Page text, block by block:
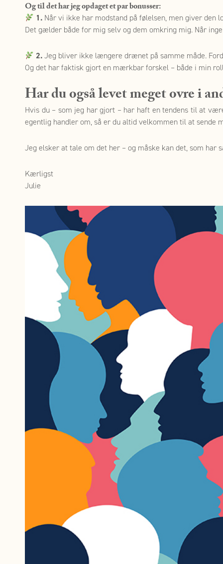
Og til det har jeg opdaget et par bonusser:
1. Når vi ikke har modstand på følelsen, men giver
Det gælder både for mig selv og dem omkring mig. Når
2.Jeg bliver ikke længere drænet på samme måde.
Og det har faktisk gjort en mærkbar forskel – både i min
Har du også levet meget ovre i
Hvis du – som jeg har gjort – har haft en tendens til at
egentlig handler om, så er du altid velkommen til at sende
Jeg elsker at tale om det her – og måske kan det, som
Kærligst
Julie